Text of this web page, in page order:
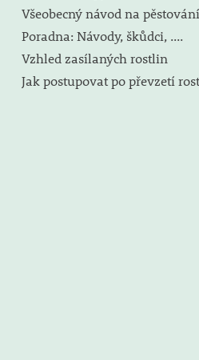
Všeobecný návod na pěstování
Poradna: Návody, škůdci, ....
Vzhled zasílaných rostlin
Jak postupovat po převzetí